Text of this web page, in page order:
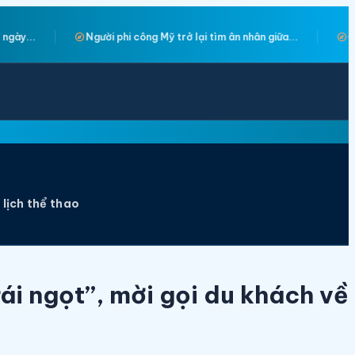
tìm ân nhân giữa... exploreĐồng Nai chuẩn bị ra mắt bản đồ ẩm
lịch thể thao
ngọt”, mời gọi du khách về